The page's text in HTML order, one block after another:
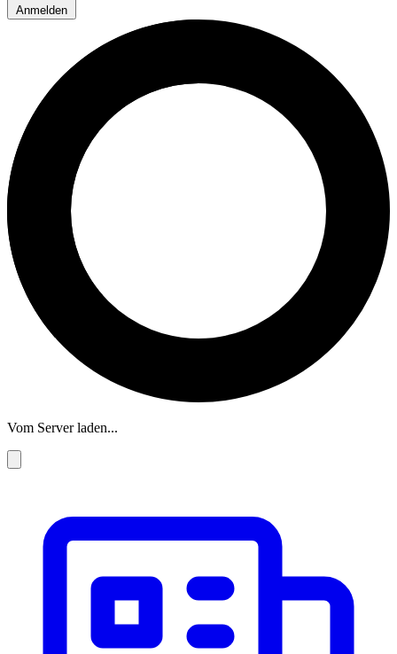
Anmelden
Vom Server laden...